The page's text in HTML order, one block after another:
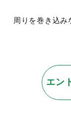
周りを巻き込み
エン